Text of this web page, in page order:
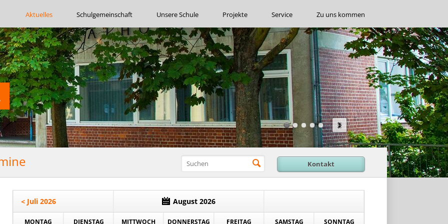
überspringen
Aktuelles Schulgemeinschaft Unsere Schule Projekte Service Zu uns kommen
Kontakt
< Juli 2026 August 2026
MONTAG DIENSTAG MITTWOCH DONNERSTAG FREITAG SAMSTAG SONNTAG